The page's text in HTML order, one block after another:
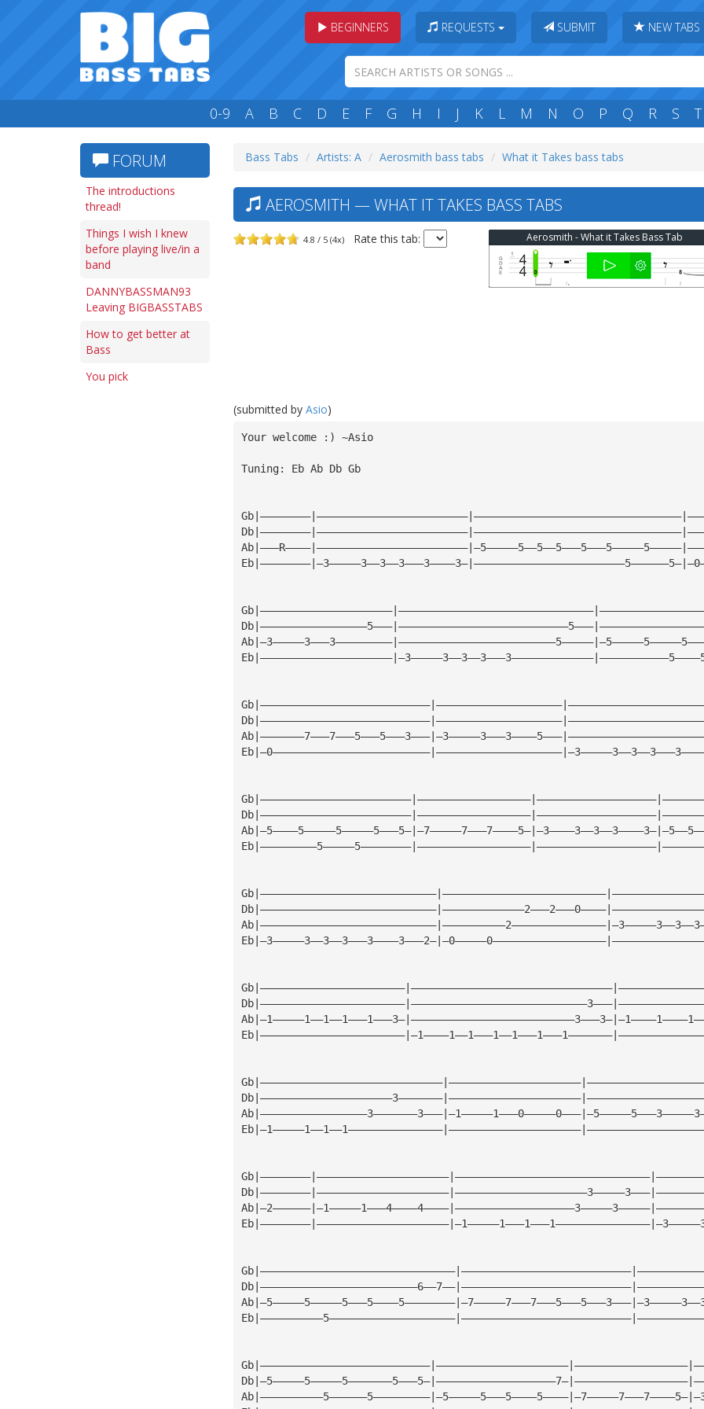
BEGINNERS REQUESTS SUBMIT NEW TABS
0-9 A B C D E F G H I J K L M N O P Q R S T
FORUM
The introductions
thread!
Things I wish I knew
before playing live/in a
band
DANNYBASSMAN93
Leaving BIGBASSTABS
How to get better at
Bass
You pick
Bass Tabs Artists: A Aerosmith bass tabs What it Takes bass tabs
AEROSMITH — WHAT IT TAKES BASS TABS
4.8 / 5 (4x) Rate this tab: Aerosmith - What it Takes Bass Tab
(submitted by Asio)
Your welcome :) ~Asio
Tuning: Eb Ab Db Gb